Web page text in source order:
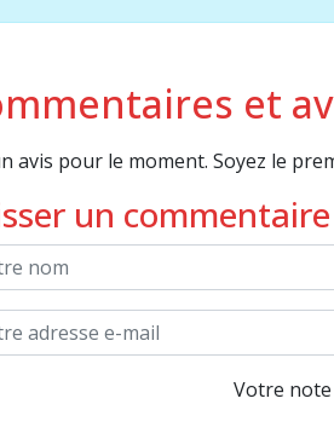
et
avis pour le moment. Soyez le
un
Votre note